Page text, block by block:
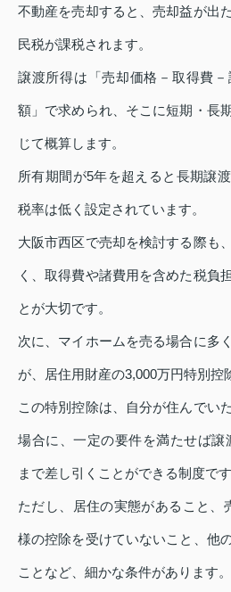
不動産を売却すると、売却益が出
民税が課税されます。
譲渡所得は「売却価格－取得費
額」で求められ、そこに短期・長
じて概算します。
所有期間が5年を超えると長期譲
税率は低く設定されています。
大阪市西区で売却を検討する際も
く、取得費や諸費用を含めた税負
とが大切です。
次に、マイホームを売る場合に多
が、居住用財産の3,000万円特別控
この特別控除は、自分が住んでい
場合に、一定の要件を満たせば譲
まで差し引くことができる制度です
ただし、居住の実態があること、
様の控除を受けていないこと、他
ことなど、細かな条件があります。